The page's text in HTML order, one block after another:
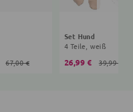
67,00 €
Set Hund
4 Teile, weiß
26,99 € 39,99 €